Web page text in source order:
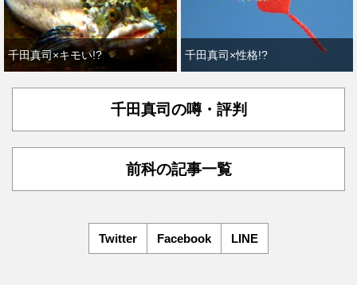
千田真司×キモい!? 千田真司×性格!?
千田真司の噂・評判
前科の記事一覧
Twitter Facebook LINE